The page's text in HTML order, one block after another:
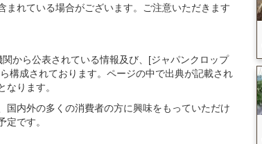
れている場合がございます。ご注意いただきます
から公表されている情報及び、[ジャパンクロップ
構成されております。ページの中で出典が記載され
ります。
内外の多くの消費者の方に興味をもっていただけ
です。